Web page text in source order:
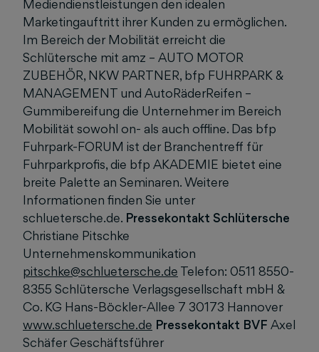
Mediendienstleistungen den idealen
Marketingauftritt ihrer Kunden zu ermöglichen.
Im Bereich der Mobilität erreicht die
Schlütersche mit amz – AUTO MOTOR
ZUBEHÖR, NKW PARTNER, bfp FUHRPARK &
MANAGEMENT und AutoRäderReifen –
Gummibereifung die Unternehmer im Bereich
Mobilität sowohl on- als auch offline. Das bfp
Fuhrpark-FORUM ist der Branchentreff für
Fuhrparkprofis, die bfp AKADEMIE bietet eine
breite Palette an Seminaren. Weitere
Informationen finden Sie unter
schluetersche.de. Pressekontakt Schlütersche
Christiane Pitschke
Unternehmenskommunikation
pitschke@schluetersche.de Telefon: 0511 8550-
8355 Schlütersche Verlagsgesellschaft mbH &
Co. KG Hans-Böckler-Allee 7 30173 Hannover
www.schluetersche.de Pressekontakt BVF Axel
Schäfer Geschäftsführer